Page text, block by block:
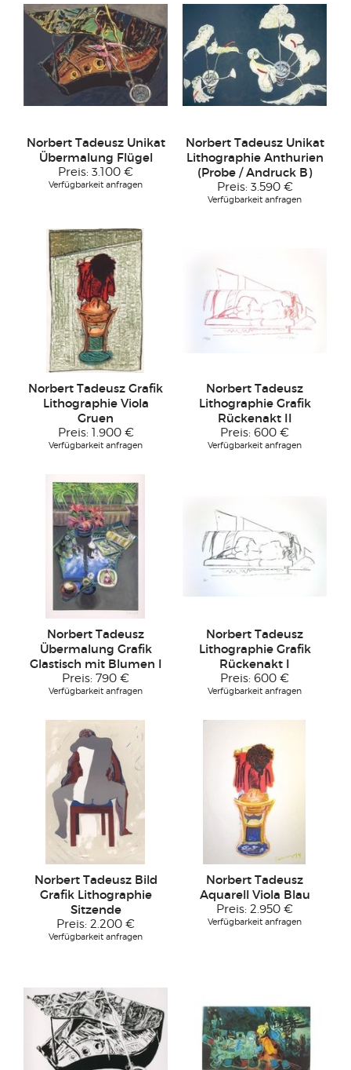
Norbert Tadeusz Unikat
Übermalung Flügel
Preis: 3.100 €
Verfügbarkeit anfragen
Norbert Tadeusz Unikat
Lithographie Anthurien
(Probe / Andruck B)
Preis: 3.590 €
Verfügbarkeit anfragen
Norbert Tadeusz Grafik
Lithographie Viola
Gruen
Preis: 1.900 €
Verfügbarkeit anfragen
Norbert Tadeusz
Lithographie Grafik
Rückenakt II
Preis: 600 €
Verfügbarkeit anfragen
Norbert Tadeusz
Übermalung Grafik
Glastisch mit Blumen I
Preis: 790 €
Verfügbarkeit anfragen
Norbert Tadeusz
Lithographie Grafik
Rückenakt I
Preis: 600 €
Verfügbarkeit anfragen
Norbert Tadeusz Bild
Grafik Lithographie
Sitzende
Preis: 2.200 €
Verfügbarkeit anfragen
Norbert Tadeusz
Aquarell Viola Blau
Preis: 2.950 €
Verfügbarkeit anfragen